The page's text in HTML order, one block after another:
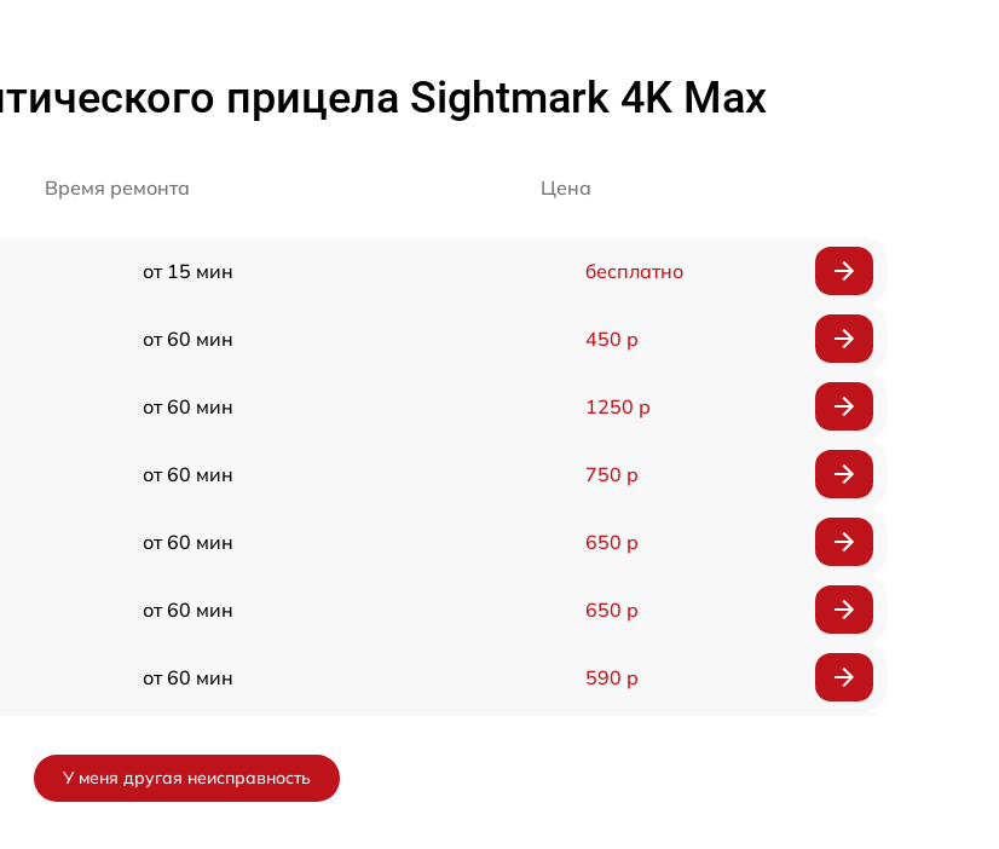
прицела Sightmark 4K Max
Время ремонта Цена
от 15 мин бесплатно
от 60 мин 450 р
от 60 мин 1250 р
от 60 мин 750 р
от 60 мин 650 р
от 60 мин 650 р
от 60 мин 590 р
У меня другая неисправность